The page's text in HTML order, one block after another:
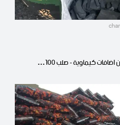
كيماوية - صلب 100…